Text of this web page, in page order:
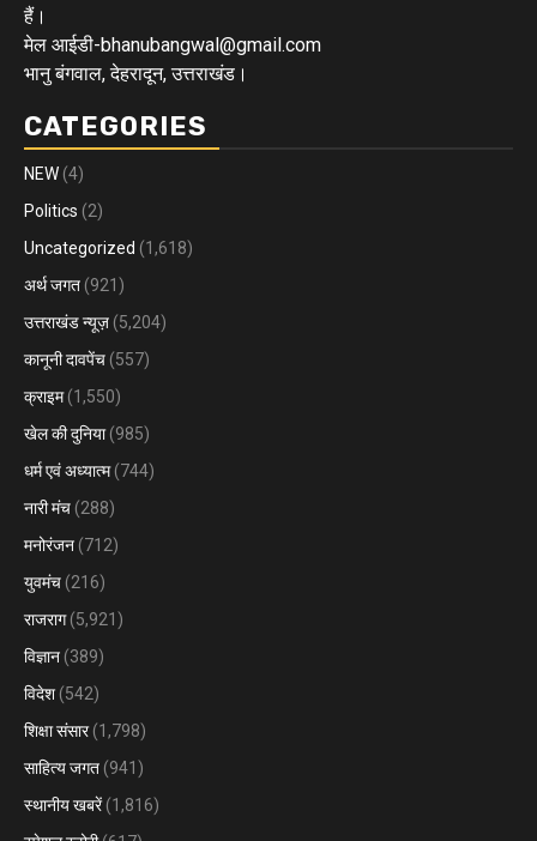
हैं।
मेल आईडी-bhanubangwal@gmail.com
भानु बंगवाल, देहरादून, उत्तराखंड।
CATEGORIES
NEW (4)
Politics (2)
Uncategorized (1,618)
अर्थ जगत (921)
उत्तराखंड न्यूज़ (5,204)
कानूनी दावपेंच (557)
क्राइम(1,550)
खेल की दुनिया(985)
धर्म एवं अध्यात्म(744)
नारी मंच (288)
मनोरंजन (712)
युवमंच (216)
राजराग(5,921)
विज्ञान (389)
विदेश (542)
शिक्षा संसार(1,798)
साहित्य जगत (941)
स्थानीय खबरें(1,816)